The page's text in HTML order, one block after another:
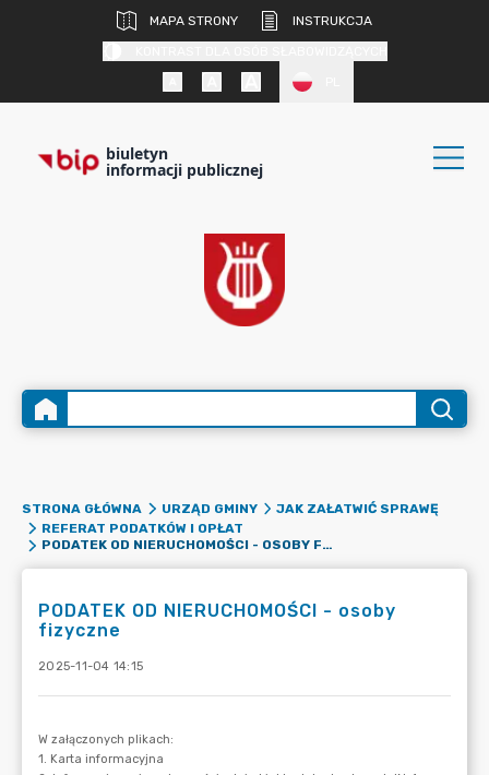
MAPA STRONY
INSTRUKCJA
biuletyn
informacji publicznej
STRONA GŁÓWNA URZĄD GMINY
JAK ZAŁATWIĆ SPRAWĘ
REFERAT PODATKÓW I OPŁAT
PODATEK OD NIERUCHOMOŚCI - OSOBY FIZYCZNE
PODATEK OD NIERUCHOMOŚCI - osoby
fizyczne
2025-11-04 14:15